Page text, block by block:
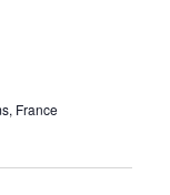
France